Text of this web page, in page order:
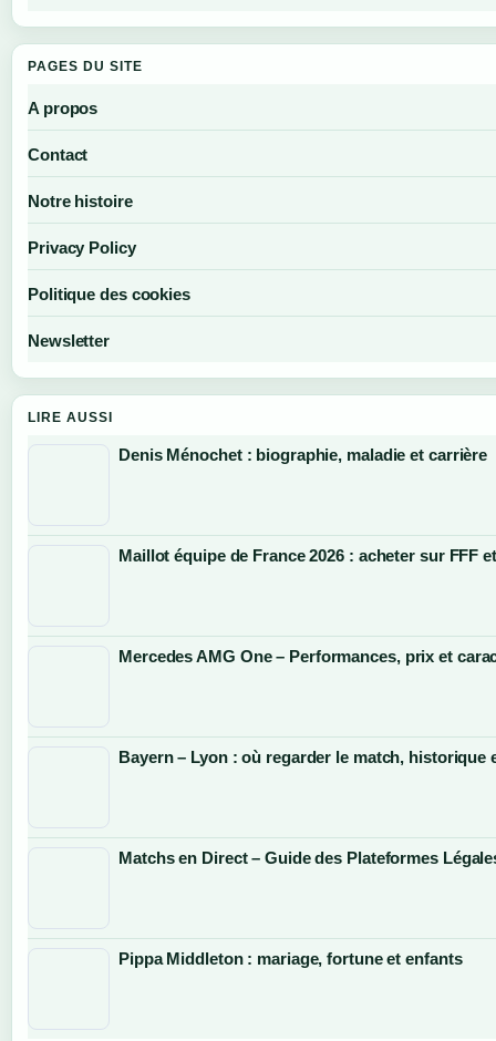
PAGES DU SITE
A propos
Contact
Notre histoire
Privacy Policy
Politique des cookies
Newsletter
LIRE AUSSI
Denis Ménochet : biographie, maladie et carrière
Maillot équipe de France 2026 : acheter sur FFF
Mercedes AMG One – Performances, prix et
Bayern – Lyon : où regarder le match, historique
Matchs en Direct – Guide des Plateformes
Pippa Middleton : mariage, fortune et enfants